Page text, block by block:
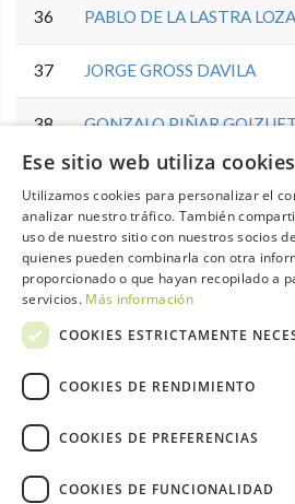
36 PABLO DE LA LASTRA
37 JORGE GROSS DAVILA
38 GONZALO PIÑAR
SANTIAGO LLORENTE
MARTIN
40 RAUL CASTRO DEL OLMO
41
JOSE MIGUEL ROJAS
42
GUEVARA RUIZ
43
GONZALO BLASCO
Ese sitio web utiliza cookies
Utilizamos cookies para personalizar el
analizar nuestro tráfico. También
uso de nuestro sitio con nuestros socios
quienes pueden combinarla con otra
proporcionado o que hayan recopilado a
servicios. Más información
COOKIES ESTRICTAMENTE
COOKIES DE RENDIMIENTO
COOKIES DE PREFERENCIAS
COOKIES DE FUNCIONALIDAD